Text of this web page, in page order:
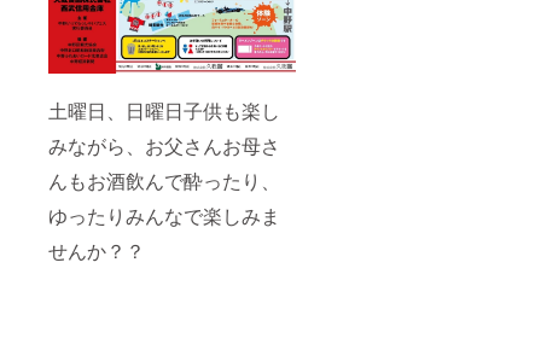
土曜日、日曜日子供も楽し
みながら、お父さんお母さ
んもお酒飲んで酔ったり、
ゆったりみんなで楽しみま
せんか？？